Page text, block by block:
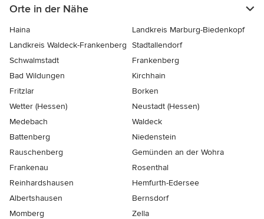
Orte in der Nähe
Haina
Landkreis Marburg-Biedenkopf
Landkreis Waldeck-Frankenberg Stadtallendorf
Schwalmstadt
Frankenberg
Bad Wildungen
Kirchhain
Fritzlar
Borken
Wetter (Hessen)
Neustadt (Hessen)
Medebach
Waldeck
Battenberg
Niedenstein
Rauschenberg
Gemünden an der Wohra
Frankenau
Rosenthal
Reinhardshausen
Hemfurth-Edersee
Albertshausen
Bernsdorf
Momberg
Zella